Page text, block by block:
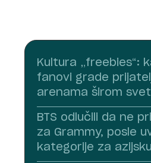
Kultura „freebies“:
fanovi grade
arenama širom
BTS odlučili da ne
za Grammy, posle
kategorije za